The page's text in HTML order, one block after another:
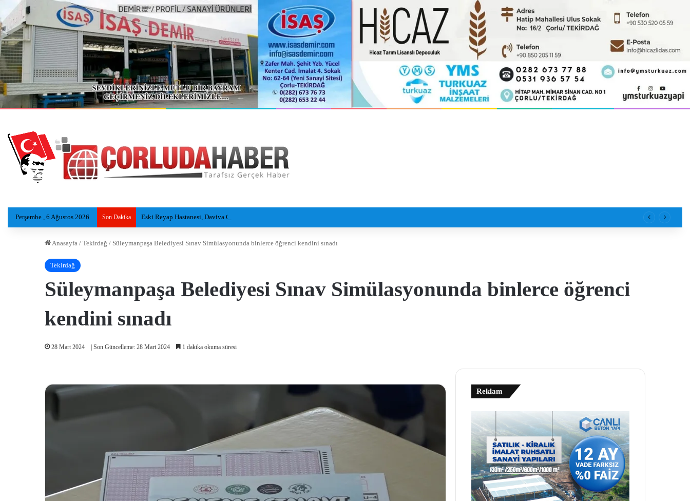
Perşembe , 6 Ağustos 2026 Son Dakika Eski Reyap Hastanesi, Daviva Çorlu Hastanesi Olarak Hizmete Hazırlanıyor
Anasayfa / Tekirdağ / Süleymanpaşa Belediyesi Sınav Simülasyonunda binlerce öğrenci kendini sınadı
Tekirdağ
Süleymanpaşa Belediyesi Sınav Simülasyonunda binlerce öğrenci
kendini sınadı
28 Mart 2024 | Son Güncelleme: 28 Mart 2024 1 dakika okuma süresi
Reklam